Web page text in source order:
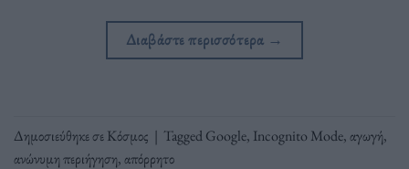
Διαβάστε περισσότερα →
Δημοσιεύθηκε σεΚόσμος | TaggedGoogle, Incognito Mode,αγωγή,
ανώνυμη περιήγηση,απόρρητο